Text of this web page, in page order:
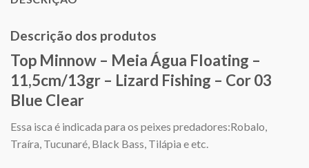
Descrição dos produtos
Top Minnow – Meia Água Floating –
11,5cm/13gr – Lizard Fishing – Cor 03
Blue Clear
Essa isca é indicada para os peixes predadores:Robalo,
Traíra, Tucunaré, Black Bass, Tilápia e etc.